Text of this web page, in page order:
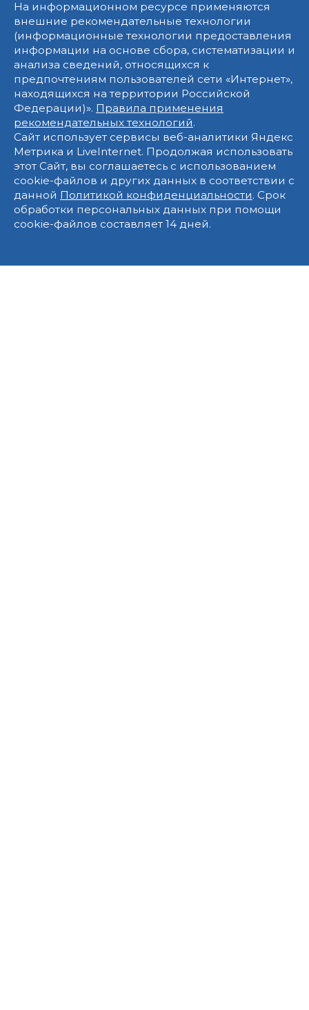
На информационном ресурсе применяются
внешние рекомендательные технологии
(информационные технологии предоставления
информации на основе сбора, систематизации и
анализа сведений, относящихся к
предпочтениям пользователей сети «Интернет»,
находящихся на территории Российской
Федерации)». Правила применения
рекомендательных технологий.
Сайт использует сервисы веб-аналитики Яндекс
Метрика и LiveInternet. Продолжая использовать
этот Сайт, вы соглашаетесь с использованием
cookie-файлов и других данных в соответствии с
данной Политикой конфиденциальности. Срок
обработки персональных данных при помощи
cookie-файлов составляет 14 дней.